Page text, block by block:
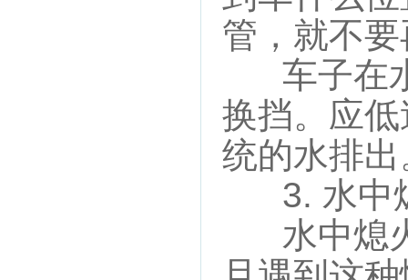
管，就不
车子在水
换挡。应
统的水排出
3. 水中
水中熄火